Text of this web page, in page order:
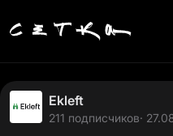
Ekleft
211 подписчиков·